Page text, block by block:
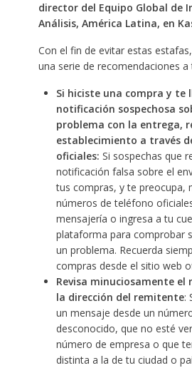
director del Equipo Global de
Análisis, América Latina, en
Con el fin de evitar estas
una serie de recomendaciones a
Si hiciste una compra y te
notificación sospechosa
problema con la entrega,
establecimiento a través
oficiales: Si sospechas que
notificación falsa sobre el
tus compras, y te preocupa,
números de teléfono
mensajería o ingresa a tu
plataforma para comprobar
un problema. Recuerda
compras desde el sitio web
Revisa minuciosamente el
la dirección del remitente:
un mensaje desde un
desconocido, que no esté
número de empresa o que
distinta a la de tu ciudad o